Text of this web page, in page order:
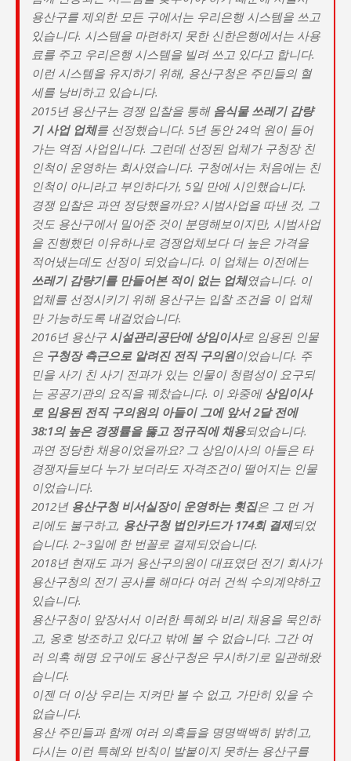
용산구를 제외한 모든 구에서는 우리은행 시스템을 쓰고
있습니다. 시스템을 마련하지 못한 신한은행에서는 사용
료를 주고 우리은행 시스템을 빌려 쓰고 있다고 합니다.
이런 시스템을 유지하기 위해, 용산구청은 주민들의 혈
세를 낭비하고 있습니다.
2015년 용산구는 경쟁 입찰을 통해 음식물 쓰레기 감량
기 사업 업체를 선정했습니다. 5년 동안 24억 원이 들어
가는 역점 사업입니다. 그런데 선정된 업체가 구청장 친
인척이 운영하는 회사였습니다. 구청에서는 처음에는 친
인척이 아니라고 부인하다가, 5일 만에 시인했습니다.
경쟁 입찰은 과연 정당했을까요? 시범사업을 따낸 것, 그
것도 용산구에서 밀어준 것이 분명해보이지만, 시범사업
을 진행했던 이유하나로 경쟁업체보다 더 높은 가격을
적어냈는데도 선정이 되었습니다. 이 업체는 이전에는
쓰레기 감량기를 만들어본 적이 없는 업체였습니다. 이
업체를 선정시키기 위해 용산구는 입찰 조건을 이 업체
만 가능하도록 내걸었습니다.
2016년 용산구 시설관리공단에 상임이사로 임용된 인물
은 구청장 측근으로 알려진 전직 구의원이었습니다. 주
민을 사기 친 사기 전과가 있는 인물이 청렴성이 요구되
는 공공기관의 요직을 꿰찼습니다. 이 와중에 상임이사
로 임용된 전직 구의원의 아들이 그에 앞서 2달 전에
38:1의 높은 경쟁률을 뚫고 정규직에 채용되었습니다.
과연 정당한 채용이었을까요? 그 상임이사의 아들은 타
경쟁자들보다 누가 보더라도 자격조건이 떨어지는 인물
이었습니다.
2012년 용산구청 비서실장이 운영하는 횟집은 그 먼 거
리에도 불구하고, 용산구청 법인카드가 174회 결제되었
습니다. 2~3일에 한 번꼴로 결제되었습니다.
2018년 현재도 과거 용산구의원이 대표였던 전기 회사가
용산구청의 전기 공사를 해마다 여러 건씩 수의계약하고
있습니다.
용산구청이 앞장서서 이러한 특혜와 비리 채용을 묵인하
고, 옹호 방조하고 있다고 밖에 볼 수 없습니다. 그간 여
러 의혹 해명 요구에도 용산구청은 무시하기로 일관해왔
습니다.
이젠 더 이상 우리는 지켜만 볼 수 없고, 가만히 있을 수
없습니다.
용산 주민들과 함께 여러 의혹들을 명명백백히 밝히고,
다시는 이런 특혜와 반칙이 발붙이지 못하는 용산구를